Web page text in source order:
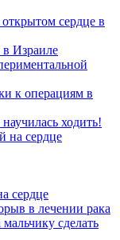
сердце в
Израиле
к операциям в
ходить!
на сердце
сердце
в лечении рака
сделать